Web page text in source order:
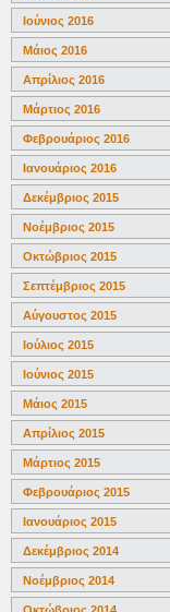
Ιούνιος 2016
Μάιος 2016
Απρίλιος 2016
Μάρτιος 2016
Φεβρουάριος 2016
Ιανουάριος 2016
Δεκέμβριος 2015
Νοέμβριος 2015
Οκτώβριος 2015
Σεπτέμβριος 2015
Αύγουστος 2015
Ιούλιος 2015
Ιούνιος 2015
Μάιος 2015
Απρίλιος 2015
Μάρτιος 2015
Φεβρουάριος 2015
Ιανουάριος 2015
Δεκέμβριος 2014
Νοέμβριος 2014